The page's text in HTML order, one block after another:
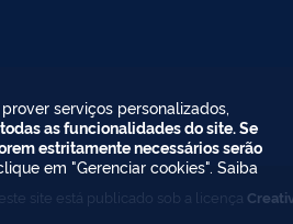
site está publicado sob a licença
serviços personalizados,
as funcionalidades do site. Se
estritamente necessários serão
em "Gerenciar cookies". Saiba